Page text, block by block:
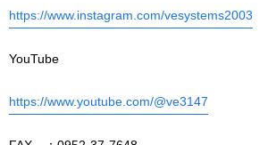
https://www.instagram.com/vesystems2003
YouTube
https://www.youtube.com/@ve3147